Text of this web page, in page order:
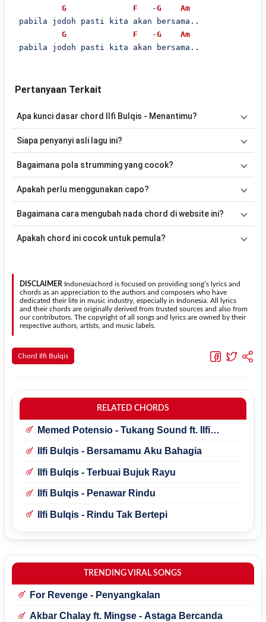
G
F
   -
G
Am
pabila jodoh pasti kita akan bersama..
G
F
   -
G
Am
pabila jodoh pasti kita akan bersama..
Pertanyaan Terkait
Apa kunci dasar chord Ilfi Bulqis - Menantimu?
Versi chord ini telah disederhanakan sehingga lebih mudah
memainkan lagu ini.
Siapa penyanyi asli lagu ini?
Pada halaman ini tersedia versi chord gitar yang lebih mudah
Bagaimana pola strumming yang cocok?
acuan, kamu dapat menggunakan pola
laguMenantimu.
Apakah perlu menggunakan capo?
kunci dasarAm. Jika ingin mengikuti nada asli penyanyi, kamu
sesuai kebutuhan.
Bagaimana cara mengubah nada chord di website ini?
Transpose (bawah)untuk menurunkan nada. Seluruh chord akan
Apakah chord ini cocok untuk pemula?
pemula tanpa menghilangkan struktur dasar lagu.
DISCLAIMER Indonesiachord is focused on providing song’s lyrics and
chords as an appreciation to the authors and composers who have
dedicated their life in music industry, especially in Indonesia. All lyrics
and their chords are originally derived from trusted sources and also from
our contributors. The copyright of all songs and lyrics are owned by their
respective authors, artists, and music labels.
Chord Ilfi Bulqis
RELATED CHORDS
Memed Potensio - Tukang Sound ft. Ilfi
Ilfi Bulqis - Bersamamu Aku Bahagia
Ilfi Bulqis - Terbuai Bujuk Rayu
Ilfi Bulqis - Penawar Rindu
Ilfi Bulqis - Rindu Tak Bertepi
TRENDING VIRAL SONGS
For Revenge - Penyangkalan
Akbar Chalay ft. Mingse - Astaga Bercanda